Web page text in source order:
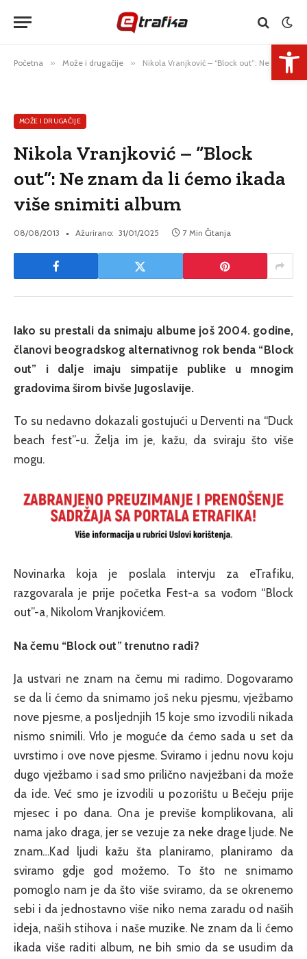
Početna » Može i drugačije » Nikola Vranjković – “Block out”: Ne znam da li ćemo ikada više snimiti album
MOŽE I DRUGAČIJE
Nikola Vranjković – “Block
out”: Ne znam da li ćemo ikada
više snimiti album
08/08/2013 Ažurirano: 31/01/2025 7 Min Čitanja
Iako su prestali da snimaju albume još 2004. godine,
članovi beogradskog alternativnog rok benda “Block
out” i dalje imaju simpatije publike u mnogim
gradovima širom bivše Jugoslavije.
To su nedavno dokazali gostujući u Derventi na “Duck
beach fest”-u. Želja im je, kažu, da sviraju što više
mogu.
Novinarka koja je poslala intervju za eTrafiku,
razgovarala je prije početka Fest-a sa vođom “Block
out”-a, Nikolom Vranjkovićem.
Na čemu “Block out” trenutno radi?
Ja ustvari ne znam na čemu mi radimo. Dogovaramo
se da li ćemo da snimamo još neku pjesmu, vježbamo
nove pjesme, a posljednjih 15 koje smo izvodili nikada
nismo snimili. Vrlo je moguće da ćemo sada u set da
uvrstimo i ove nove pjesme. Sviramo i jednu novu koju
dugo vježbamo i sad smo prilično navježbani da može
da ide. Već smo je izvodili u pozorištu u Bečeju prije
mjesec i po dana. Ona je previše komplikovana, ali
nama jako draga, jer se vezuje za neke drage ljude. Ne
znam…Kad ljudi kažu šta planiramo, planiramo da
sviramo gdje god možemo. To što ne snimamo
pomoglo nam je da što više sviramo, da se okrenemo
sebi i da jednostavno više niko nema zaradu od naših
ideja, naših stihova i naše muzike. Ne znam da li ćemo
ikada više raditi album, ne bih smio da se usudim da